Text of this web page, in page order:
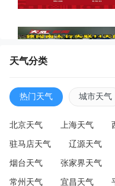
天气分类
热门天气 城市天气
北京天气 上海天气
驻马店天气 辽源天气
烟台天气 张家界天气
常州天气 宜昌天气